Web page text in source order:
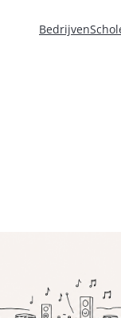
Bedrijven